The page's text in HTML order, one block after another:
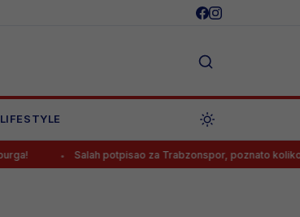
LIFESTYLE
Salah potpisao za Trabzonspor, poznato koliko će